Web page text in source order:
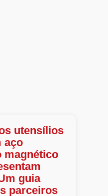
utensílios
aço
magnético
guia
parceiros